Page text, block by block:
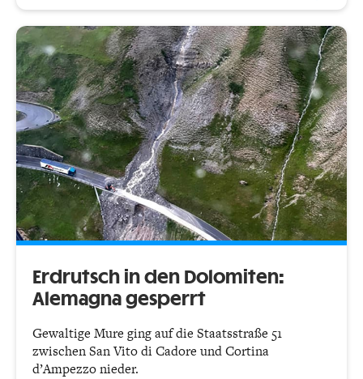
Erdrutsch in den Dolomiten:
Alemagna gesperrt
Gewaltige Mure ging auf die Staatsstraße 51
zwischen San Vito di Cadore und Cortina
d’Ampezzo nieder.